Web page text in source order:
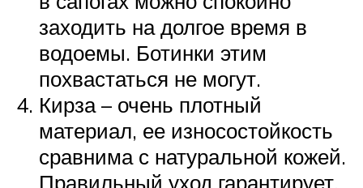
заходить на долгое время в
водоемы. Ботинки этим
похвастаться не могут.
Кирза – очень плотный
материал, ее износостойкость
сравнима с натуральной кожей.
Правильный уход гарантирует,